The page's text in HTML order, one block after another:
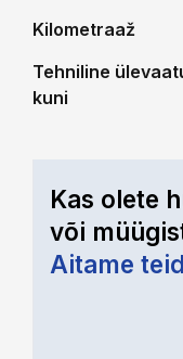
Kilometraaž
Tehniline
kuni
Kas olete
või
Aitame